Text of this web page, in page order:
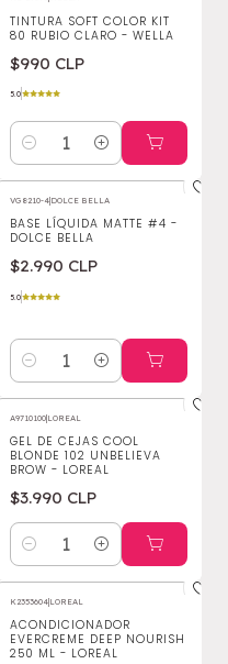
TINTURA SOFT COLOR KIT
80 RUBIO CLARO - WELLA
$990 CLP
5.0
Cantidad
VG8210-4|DOLCE BELLA
BASE LÍQUIDA MATTE #4 -
DOLCE BELLA
$2.990 CLP
5.0
Cantidad
A9710100|LOREAL
GEL DE CEJAS COOL
BLONDE 102 UNBELIEVA
BROW - LOREAL
$3.990 CLP
Cantidad
K2353604|LOREAL
ACONDICIONADOR
EVERCREME DEEP NOURISH
250 ML - LOREAL